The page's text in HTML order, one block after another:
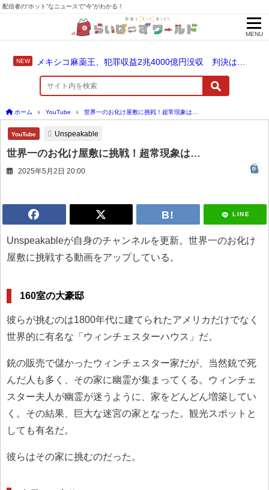
配信者の“ホット”なニュースで“今”がわかる！
MENU
ホーム YouTube 世界一のお化け屋敷に挑戦！超常現象は…
YouTube Unspeakable
世界一のお化け屋敷に挑戦！超常現象は…
2025年5月2日 20:00
LINE
Unspeakableが自身のチャンネルを更新。世界一のお化け
屋敷に挑戦する動画をアップしている。
160室の大豪邸
彼らが挑むのは1800年代に建てられたアメリカだけでなく
世界的に有名な「ウィンチェスターハウス」だ。
銃の販売で儲かったウィンチェスター家だが、当然銃で死
んだ人も多く、その家に幽霊が集まってくる。ウィンチェ
スター夫人が幽霊が迷うように、家をどんどん増築してい
く。その結果、巨大な迷宮の家となった。観光スポットと
しても有名だ。
彼らはその家に挑むのだった。